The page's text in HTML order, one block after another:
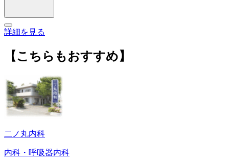
詳細を見る
【こちらもおすすめ】
二ノ丸内科
内科・呼吸器内科